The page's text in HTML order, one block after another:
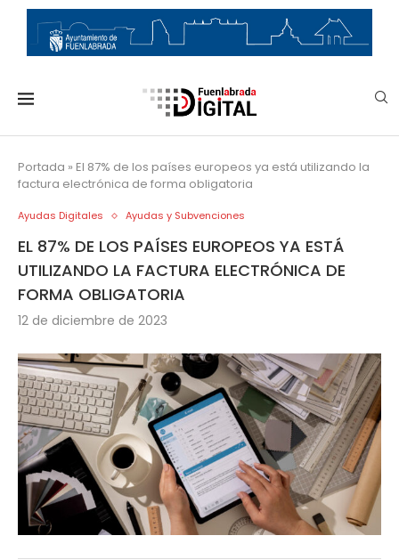
Portada » El 87% de los países europeos ya está utilizando la
factura electrónica de forma obligatoria
Ayudas Digitales Ayudas y Subvenciones
EL 87% DE LOS PAÍSES EUROPEOS YA ESTÁ
UTILIZANDO LA FACTURA ELECTRÓNICA DE
FORMA OBLIGATORIA
12 de diciembre de 2023